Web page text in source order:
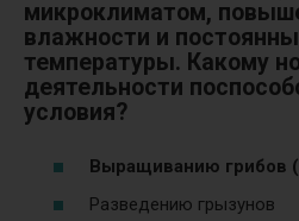
микроклиматом,
влажности и
температуры. Какому
деятельности
условия?
Выращиванию грибов
Разведению грызунов